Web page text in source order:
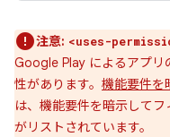
注意: <uses-
Google Play によるアプリ
性があります。 機能要件を
は、機能要件を暗示して
がリストされています。